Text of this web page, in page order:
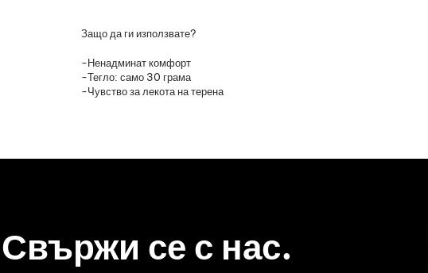
Защо да ги използвате?
-Ненадминат комфорт
-Тегло: само 30 грама
-Чувство за лекота на терена
Свържи се с нас.